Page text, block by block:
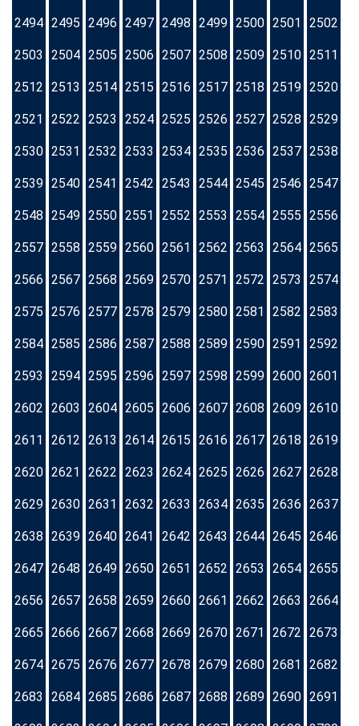
2494 2495 2496 2497 2498 2499 2500 2501 2502
2503 2504 2505 2506 2507 2508 2509 2510 2511
2512 2513 2514 2515 2516 2517 2518 2519 2520
2521 2522 2523 2524 2525 2526 2527 2528 2529
2530 2531 2532 2533 2534 2535 2536 2537 2538
2539 2540 2541 2542 2543 2544 2545 2546 2547
2548 2549 2550 2551 2552 2553 2554 2555 2556
2557 2558 2559 2560 2561 2562 2563 2564 2565
2566 2567 2568 2569 2570 2571 2572 2573 2574
2575 2576 2577 2578 2579 2580 2581 2582 2583
2584 2585 2586 2587 2588 2589 2590 2591 2592
2593 2594 2595 2596 2597 2598 2599 2600 2601
2602 2603 2604 2605 2606 2607 2608 2609 2610
2611 2612 2613 2614 2615 2616 2617 2618 2619
2620 2621 2622 2623 2624 2625 2626 2627 2628
2629 2630 2631 2632 2633 2634 2635 2636 2637
2638 2639 2640 2641 2642 2643 2644 2645 2646
2647 2648 2649 2650 2651 2652 2653 2654 2655
2656 2657 2658 2659 2660 2661 2662 2663 2664
2665 2666 2667 2668 2669 2670 2671 2672 2673
2674 2675 2676 2677 2678 2679 2680 2681 2682
2683 2684 2685 2686 2687 2688 2689 2690 2691